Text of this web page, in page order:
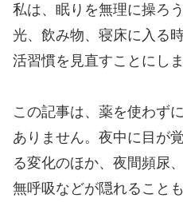
私は、眠りを無理に操ろ
光、飲み物、寝床に入る
活習慣を見直すことにしま
この記事は、薬を使わず
ありません。夜中に目が
る変化のほか、夜間頻尿
無呼吸などが隠れること